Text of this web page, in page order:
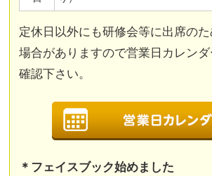
定休日以外にも研修会等に出席の
場合がありますので営業日カレン
確認下さい。
＊フェイスブック始めました